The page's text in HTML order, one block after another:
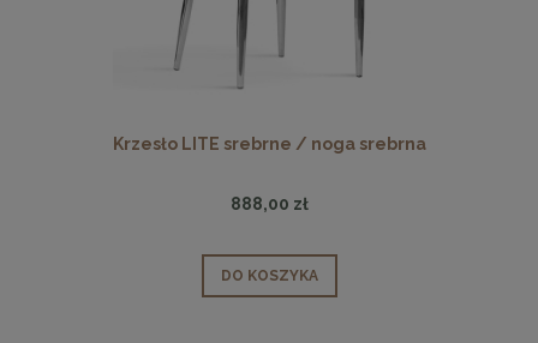
Krzesło LITE srebrne / noga srebrna
888,00 zł
DO KOSZYKA